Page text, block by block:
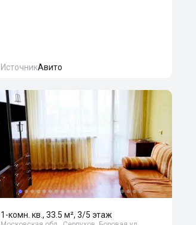
ИсточникАвито
1-комн. кв., 33.5 м², 3/5 этаж